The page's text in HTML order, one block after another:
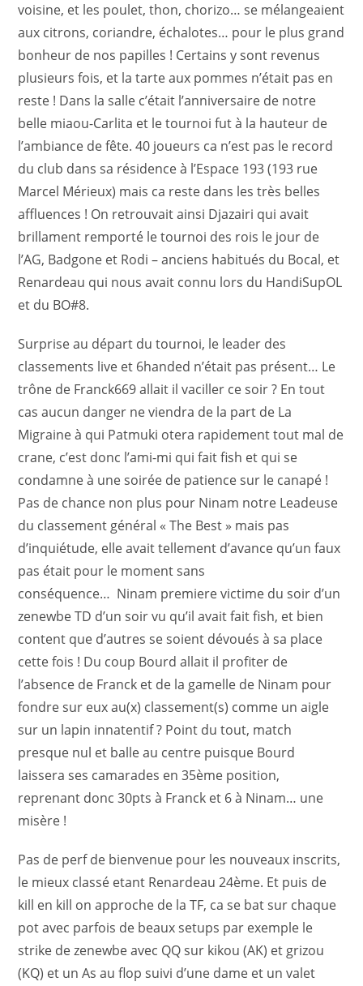
voisine, et les poulet, thon, chorizo… se mélangeaient
aux citrons, coriandre, échalotes… pour le plus grand
bonheur de nos papilles ! Certains y sont revenus
plusieurs fois, et la tarte aux pommes n’était pas en
reste ! Dans la salle c’était l’anniversaire de notre
belle miaou-Carlita et le tournoi fut à la hauteur de
l’ambiance de fête. 40 joueurs ca n’est pas le record
du club dans sa résidence à l’Espace 193 (193 rue
Marcel Mérieux) mais ca reste dans les très belles
affluences ! On retrouvait ainsi Djazairi qui avait
brillament remporté le tournoi des rois le jour de
l’AG, Badgone et Rodi – anciens habitués du Bocal, et
Renardeau qui nous avait connu lors du HandiSupOL
et du BO#8.
Surprise au départ du tournoi, le leader des
classements live et 6handed n’était pas présent… Le
trône de Franck669 allait il vaciller ce soir ? En tout
cas aucun danger ne viendra de la part de La
Migraine à qui Patmuki otera rapidement tout mal de
crane, c’est donc l’ami-mi qui fait fish et qui se
condamne à une soirée de patience sur le canapé !
Pas de chance non plus pour Ninam notre Leadeuse
du classement général « The Best » mais pas
d’inquiétude, elle avait tellement d’avance qu’un faux
pas était pour le moment sans
conséquence… Ninam premiere victime du soir d’un
zenewbe TD d’un soir vu qu’il avait fait fish, et bien
content que d’autres se soient dévoués à sa place
cette fois ! Du coup Bourd allait il profiter de
l’absence de Franck et de la gamelle de Ninam pour
fondre sur eux au(x) classement(s) comme un aigle
sur un lapin innatentif ? Point du tout, match
presque nul et balle au centre puisque Bourd
laissera ses camarades en 35ème position,
reprenant donc 30pts à Franck et 6 à Ninam… une
misère !
Pas de perf de bienvenue pour les nouveaux inscrits,
le mieux classé etant Renardeau 24ème. Et puis de
kill en kill on approche de la TF, ca se bat sur chaque
pot avec parfois de beaux setups par exemple le
strike de zenewbe avec QQ sur kikou (AK) et grizou
(KQ) et un As au flop suivi d’une dame et un valet